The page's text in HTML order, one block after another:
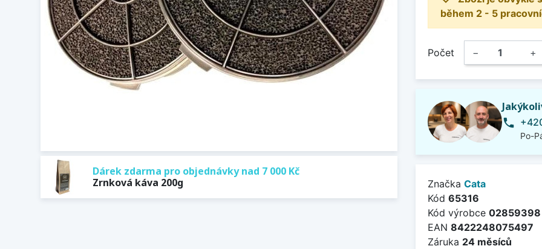
Dárek zdarma pro objednávky nad 7 000 Kč
Zrnková káva 200g
během 2 - 5
Počet − +
phone
Po-
Značka Cata
Kód 65316
Kód výrobce 02859398
EAN 8422248075497
Záruka 24 měsíců